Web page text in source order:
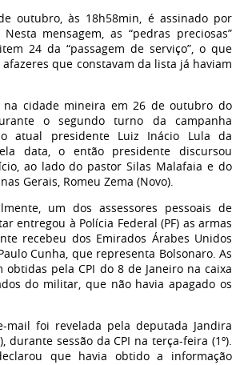
outubro, às 18h58min, é assinado por
mensagem, as “pedras preciosas”
24 da “passagem de serviço”, o que
que constavam da lista já haviam
na cidade mineira em 26 de outubro do
o segundo turno da campanha
atual presidente Luiz Inácio Lula da
data, o então presidente discursou
ao lado do pastor Silas Malafaia e do
Gerais, Romeu Zema (Novo).
um dos assessores pessoais de
entregou à Polícia Federal (PF) as armas
recebeu dos Emirados Árabes Unidos
Cunha, que representa Bolsonaro. As
obtidas pela CPI do 8 de Janeiro na caixa
do militar, que não havia apagado os
mail foi revelada pela deputada Jandira
durante sessão da CPI na terça-feira (1º).
que havia obtido a informação